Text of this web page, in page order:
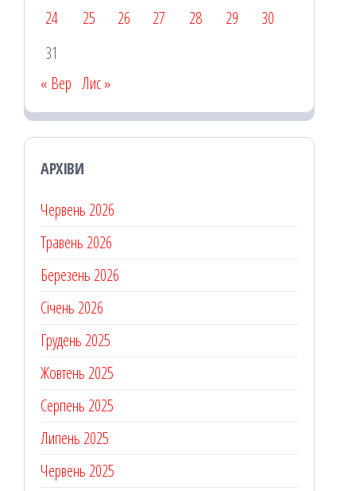
24
25 26 27 28 29
30
31
« Вер Лис »
АРХІВИ
Червень 2026
Травень 2026
Березень 2026
Січень 2026
Грудень 2025
Жовтень 2025
Серпень 2025
Липень 2025
Червень 2025